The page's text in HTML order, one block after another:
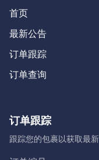
首页
最新公告
订单跟踪
订单查询
订单跟踪
跟踪您的包裹以获取最